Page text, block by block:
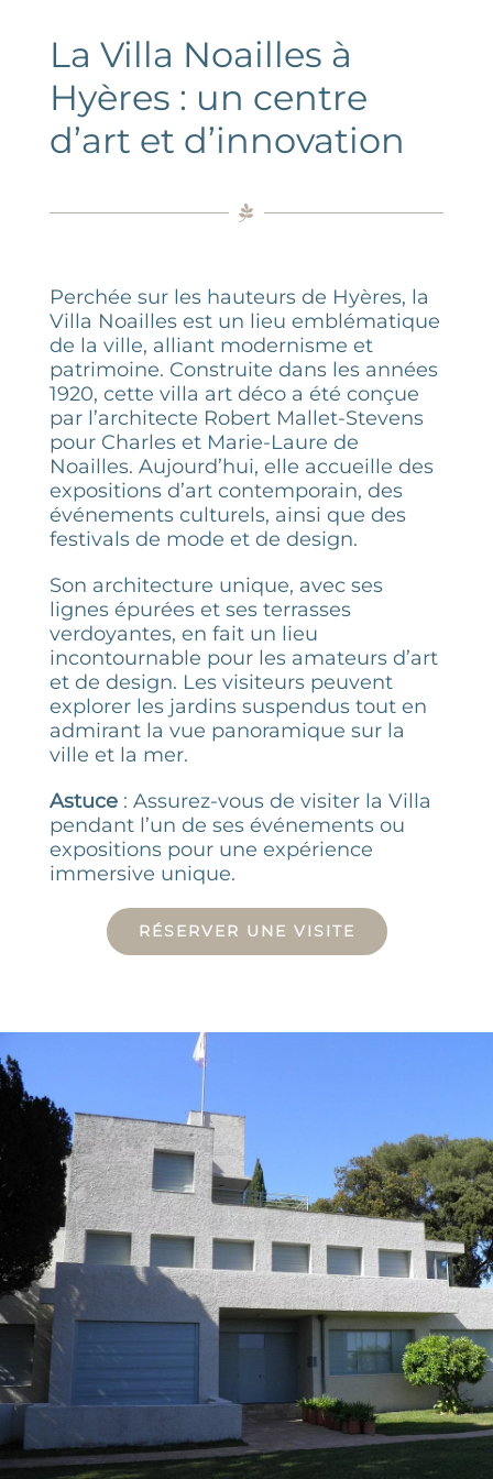
ÉVÈNEMENTS
GROUPES
INFORMATIONS & ACCÈS
La Villa Noailles à
Hyères : un centre
d’art et d’innovation
Perchée sur les hauteurs de Hyères, la
Villa Noailles est un lieu emblématique
de la ville, alliant modernisme et
patrimoine. Construite dans les années
1920, cette villa art déco a été conçue
par l’architecte Robert Mallet-Stevens
pour Charles et Marie-Laure de
Noailles. Aujourd’hui, elle accueille des
expositions d’art contemporain, des
événements culturels, ainsi que des
festivals de mode et de design.
Son architecture unique, avec ses
lignes épurées et ses terrasses
verdoyantes, en fait un lieu
incontournable pour les amateurs d’art
et de design. Les visiteurs peuvent
explorer les jardins suspendus tout en
admirant la vue panoramique sur la
ville et la mer.
Astuce: Assurez-vous de visiter la Villa
pendant l’un de ses événements ou
expositions pour une expérience
immersive unique.
RÉSERVER UNE VISITE